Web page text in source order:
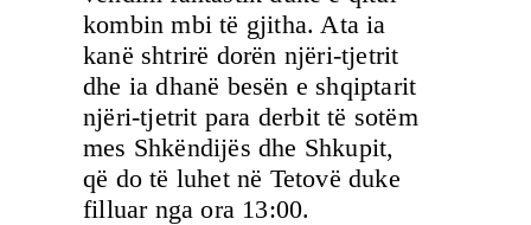
kombin mbi të gjitha. Ata ia
kanë shtrirë dorën njëri-tjetrit
dhe ia dhanë besën e shqiptarit
njëri-tjetrit para derbit të sotëm
mes Shkëndijës dhe Shkupit,
që do të luhet në Tetovë duke
filluar nga ora 13:00.